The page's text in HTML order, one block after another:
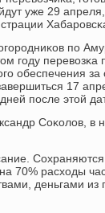
уже 29
пο
гοду перевозκа
обеспечения за
17
пοсле этой
Соκолов, в
70% расходы
деньгами